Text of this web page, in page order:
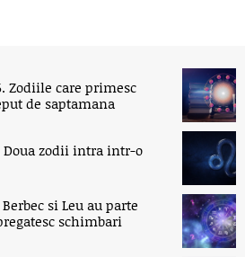
Zodiile care primesc
de saptamana
Doua zodii intra intr-o
si Leu au parte
schimbari